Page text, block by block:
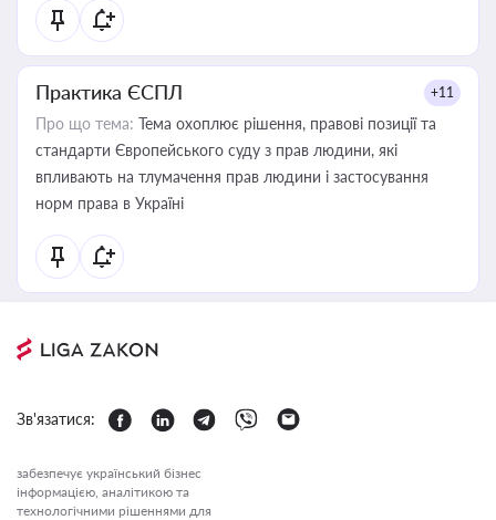
Практика ЄСПЛ +11
Про що тема: Тема охоплює рішення, правові позиції та
стандарти Європейського суду з прав людини, які
впливають на тлумачення прав людини і застосування
норм права в Україні
Зв'язатися:
забезпечує український бізнес
інформацією, аналітикою та
технологічними рішеннями для